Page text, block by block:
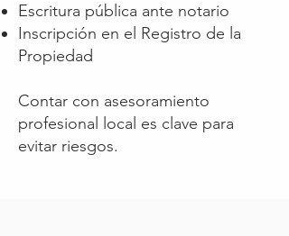
Escritura pública ante notario
Inscripción en el Registro de la
Propiedad
Contar con asesoramiento
profesional local es clave para
evitar riesgos.